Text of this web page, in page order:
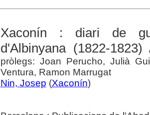
Xaconín : diari de
d'Albinyana (1822-1823)
pròlegs: Joan Perucho, Julià
Ventura, Ramon Marrugat
Nin, Josep (Xaconín)